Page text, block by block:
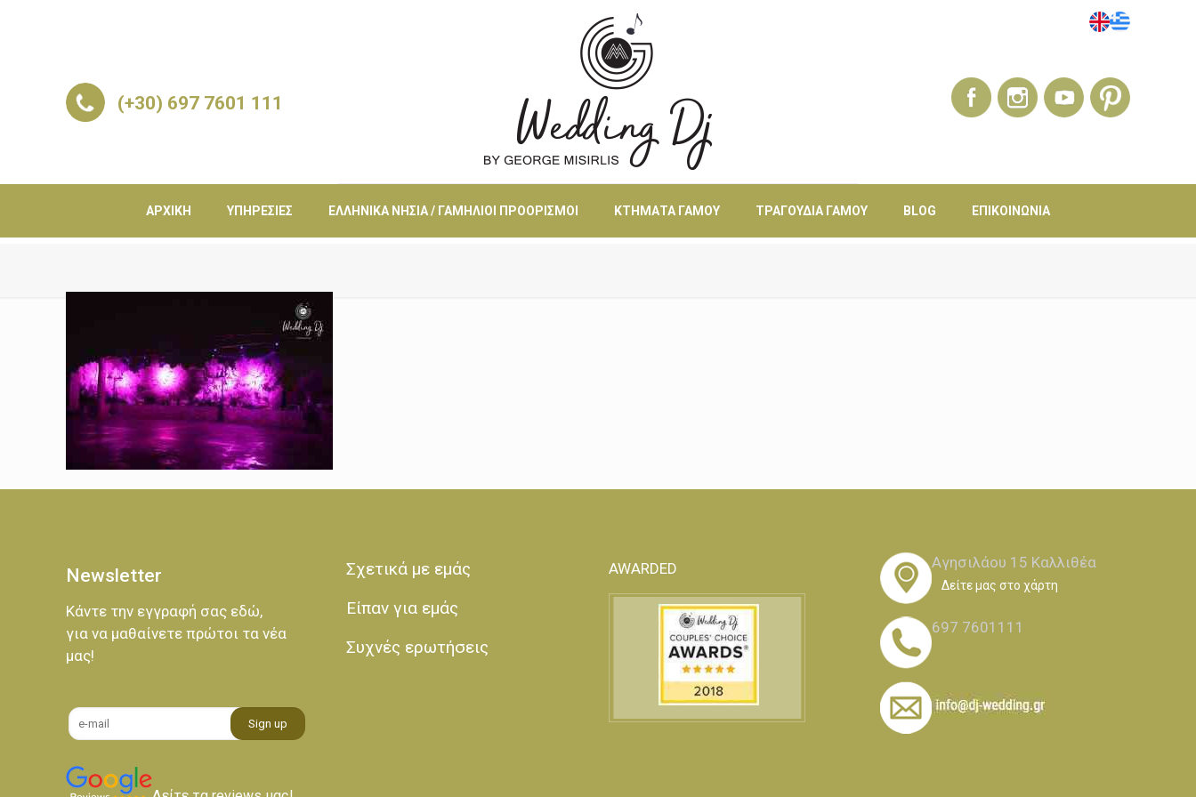
(+30) 697 7601 111
ΑΡΧΙΚΉ ΥΠΗΡΕΣΊΕΣ ΕΛΛΗΝΙΚΆ ΝΗΣΙΆ / ΓΑΜΉΛΙΟΙ ΠΡΟΟΡΙΣΜΟΊ ΚΤΉΜΑΤΑ ΓΆΜΟΥ ΤΡΑΓΟΎΔΙΑ ΓΆΜΟΥ BLOG ΕΠΙΚΟΙΝΩΝΊΑ
Newsletter
Κάντε την εγγραφή σας εδώ,
για να μαθαίνετε πρώτοι τα νέα
μας!
Σχετικά με εμάς
Είπαν για εμάς
Συχνές ερωτήσεις
AWARDED Αγησιλάου 15 Καλλιθέα
Δείτε μας στο χάρτη
697 7601111